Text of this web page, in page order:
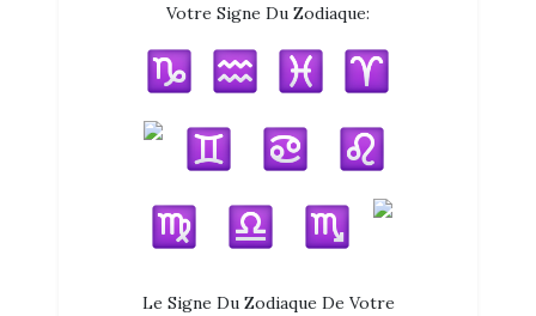
Votre Signe Du Zodiaque:
Le Signe Du Zodiaque De Votre